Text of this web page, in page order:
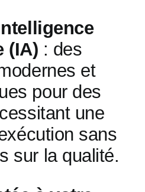
(IA) : des
et
pour des
une
sans
sur la qualité.